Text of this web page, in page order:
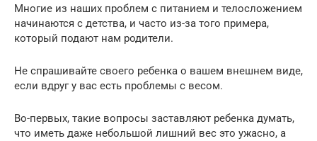
Многие из наших проблем с питанием и телосложением
начинаются с детства, и часто из-за того примера,
который подают нам родители.
Не спрашивайте своего ребенка о вашем внешнем виде,
если вдруг у вас есть проблемы с весом.
Во-первых, такие вопросы заставляют ребенка думать,
что иметь даже небольшой лишний вес это ужасно, а